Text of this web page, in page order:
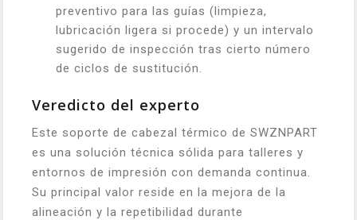
preventivo para las guías (limpieza,
lubricación ligera si procede) y un intervalo
sugerido de inspección tras cierto número
de ciclos de sustitución.
Veredicto del experto
Este soporte de cabezal térmico de SWZNPART
es una solución técnica sólida para talleres y
entornos de impresión con demanda continua.
Su principal valor reside en la mejora de la
alineación y la repetibilidad durante